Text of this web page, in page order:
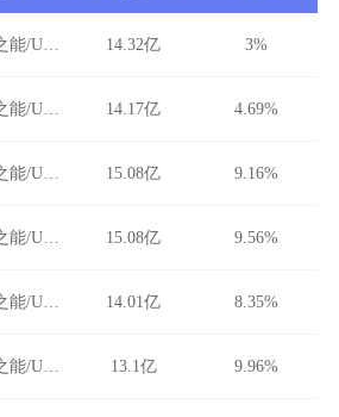
雷神之能/USDT 14.32亿 3%
雷神之能/USDT 14.17亿 4.69%
雷神之能/USDT 15.08亿 9.16%
雷神之能/USDT 15.08亿 9.56%
雷神之能/USDT 14.01亿 8.35%
雷神之能/USDT 13.1亿 9.96%